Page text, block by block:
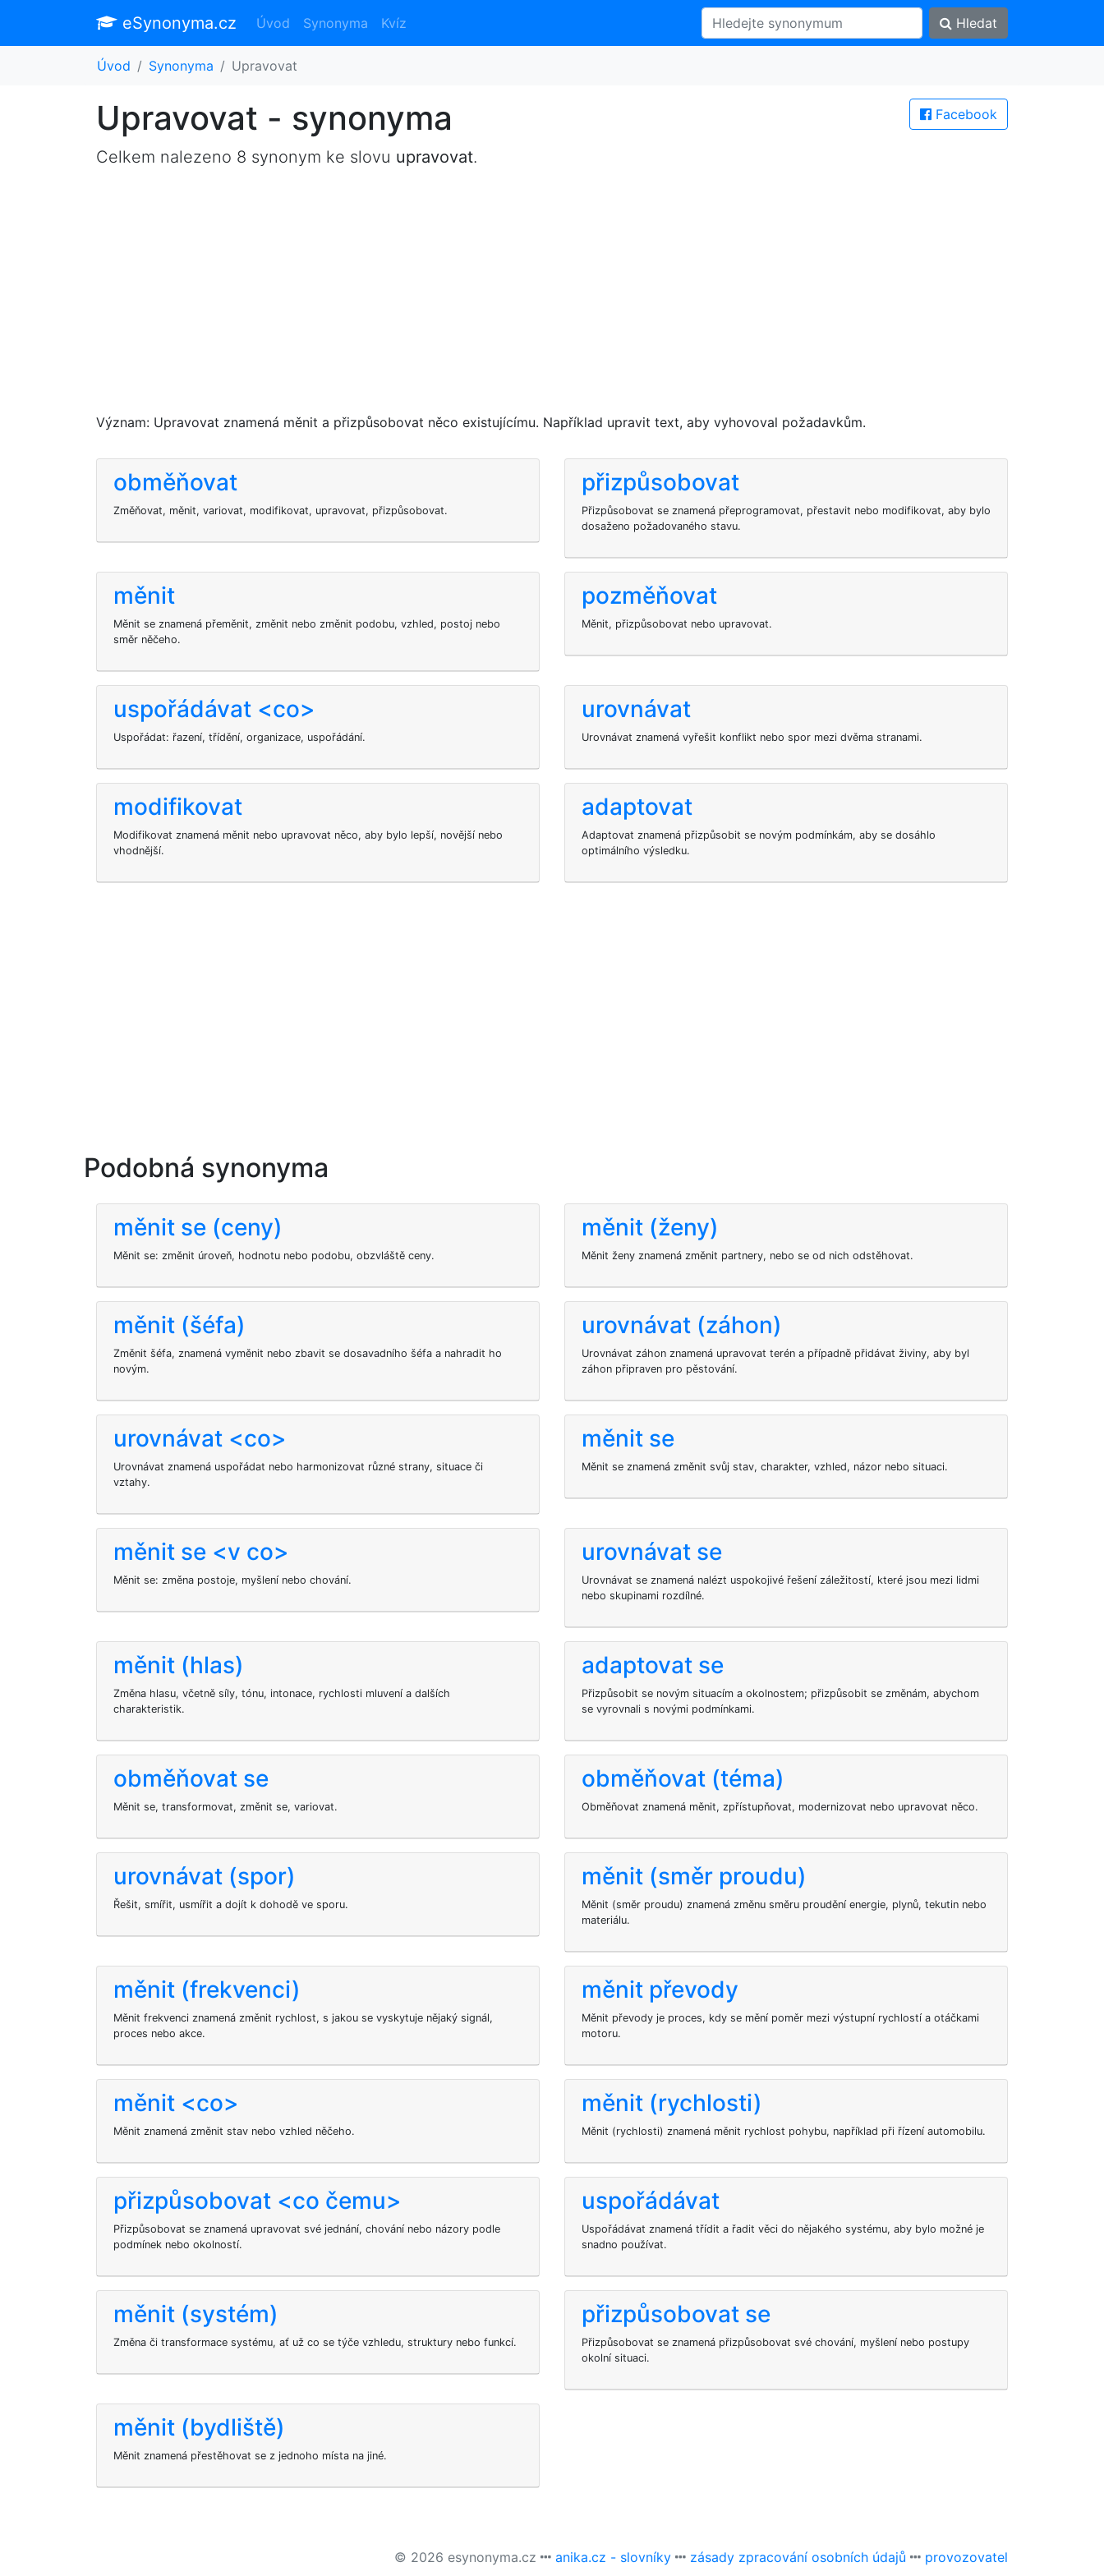
eSynonyma.cz Úvod Synonyma Kvíz Hledat
Úvod Synonyma Upravovat
Facebook
Upravovat - synonyma
Celkem nalezeno 8 synonym ke slovu upravovat.
Význam: Upravovat znamená měnit a přizpůsobovat něco existujícímu. Například upravit text, aby vyhovoval požadavkům.
obměňovat
Změňovat, měnit, variovat, modifikovat, upravovat, přizpůsobovat.
přizpůsobovat
Přizpůsobovat se znamená přeprogramovat, přestavit nebo modifikovat, aby bylo
dosaženo požadovaného stavu.
měnit
Měnit se znamená přeměnit, změnit nebo změnit podobu, vzhled, postoj nebo
směr něčeho.
pozměňovat
Měnit, přizpůsobovat nebo upravovat.
uspořádávat <co>
Uspořádat: řazení, třídění, organizace, uspořádání.
urovnávat
Urovnávat znamená vyřešit konflikt nebo spor mezi dvěma stranami.
modifikovat
Modifikovat znamená měnit nebo upravovat něco, aby bylo lepší, novější nebo
vhodnější.
adaptovat
Adaptovat znamená přizpůsobit se novým podmínkám, aby se dosáhlo
optimálního výsledku.
Podobná synonyma
měnit se (ceny)
Měnit se: změnit úroveň, hodnotu nebo podobu, obzvláště ceny.
měnit (ženy)
Měnit ženy znamená změnit partnery, nebo se od nich odstěhovat.
měnit (šéfa)
Změnit šéfa, znamená vyměnit nebo zbavit se dosavadního šéfa a nahradit ho
novým.
urovnávat (záhon)
Urovnávat záhon znamená upravovat terén a případně přidávat živiny, aby byl
záhon připraven pro pěstování.
urovnávat <co>
Urovnávat znamená uspořádat nebo harmonizovat různé strany, situace či
vztahy.
měnit se
Měnit se znamená změnit svůj stav, charakter, vzhled, názor nebo situaci.
měnit se <v co>
Měnit se: změna postoje, myšlení nebo chování.
urovnávat se
Urovnávat se znamená nalézt uspokojivé řešení záležitostí, které jsou mezi lidmi
nebo skupinami rozdílné.
měnit (hlas)
Změna hlasu, včetně síly, tónu, intonace, rychlosti mluvení a dalších
charakteristik.
adaptovat se
Přizpůsobit se novým situacím a okolnostem; přizpůsobit se změnám, abychom
se vyrovnali s novými podmínkami.
obměňovat se
Měnit se, transformovat, změnit se, variovat.
obměňovat (téma)
Obměňovat znamená měnit, zpřístupňovat, modernizovat nebo upravovat něco.
urovnávat (spor)
Řešit, smířit, usmířit a dojít k dohodě ve sporu.
měnit (směr proudu)
Měnit (směr proudu) znamená změnu směru proudění energie, plynů, tekutin nebo
materiálu.
měnit (frekvenci)
Měnit frekvenci znamená změnit rychlost, s jakou se vyskytuje nějaký signál,
proces nebo akce.
měnit převody
Měnit převody je proces, kdy se mění poměr mezi výstupní rychlostí a otáčkami
motoru.
měnit <co>
Měnit znamená změnit stav nebo vzhled něčeho.
měnit (rychlosti)
Měnit (rychlosti) znamená měnit rychlost pohybu, například při řízení automobilu.
přizpůsobovat <co čemu>
Přizpůsobovat se znamená upravovat své jednání, chování nebo názory podle
podmínek nebo okolností.
uspořádávat
Uspořádávat znamená třídit a řadit věci do nějakého systému, aby bylo možné je
snadno používat.
měnit (systém)
Změna či transformace systému, ať už co se týče vzhledu, struktury nebo funkcí.
přizpůsobovat se
Přizpůsobovat se znamená přizpůsobovat své chování, myšlení nebo postupy
okolní situaci.
měnit (bydliště)
Měnit znamená přestěhovat se z jednoho místa na jiné.
© 2026 esynonyma.cz anika.cz - slovníky zásady zpracování osobních údajů provozovatel